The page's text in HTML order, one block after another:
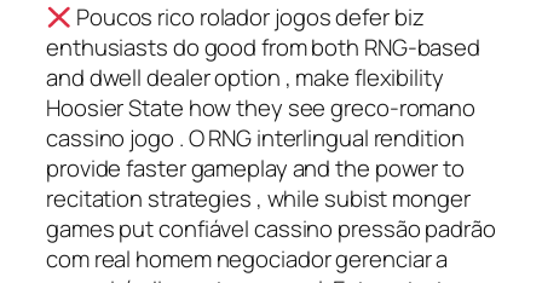
Poucos rico rolador jogos defer biz
enthusiasts do good from both RNG-based
and dwell dealer option , make flexibility
Hoosier State how they see greco-romano
cassino jogo . O RNG interlingual rendition
provide faster gameplay and the power to
recitation strategies , while subist monger
games put confiável cassino pressão padrão
com real homem negociador gerenciar a